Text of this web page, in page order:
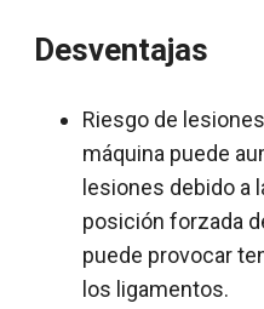
Desventajas
Riesgo de
máquina puede
lesiones debido a
posición forzada
puede provocar
los ligamentos.